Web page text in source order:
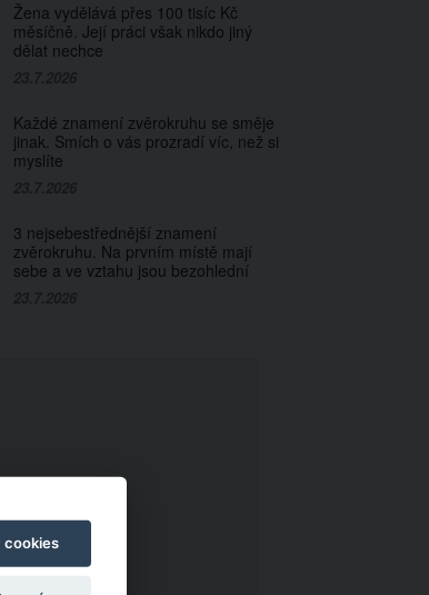
Žena vydělává přes 100 tisíc Kč
měsíčně. Její práci však nikdo jiný
dělat nechce
Každé znamení zvěrokruhu se směje
jinak. Smích o vás prozradí víc, než si
myslíte
3 nejsebestřednější znamení
zvěrokruhu. Na prvním místě mají
sebe a ve vztahu jsou bezohlední
cookies